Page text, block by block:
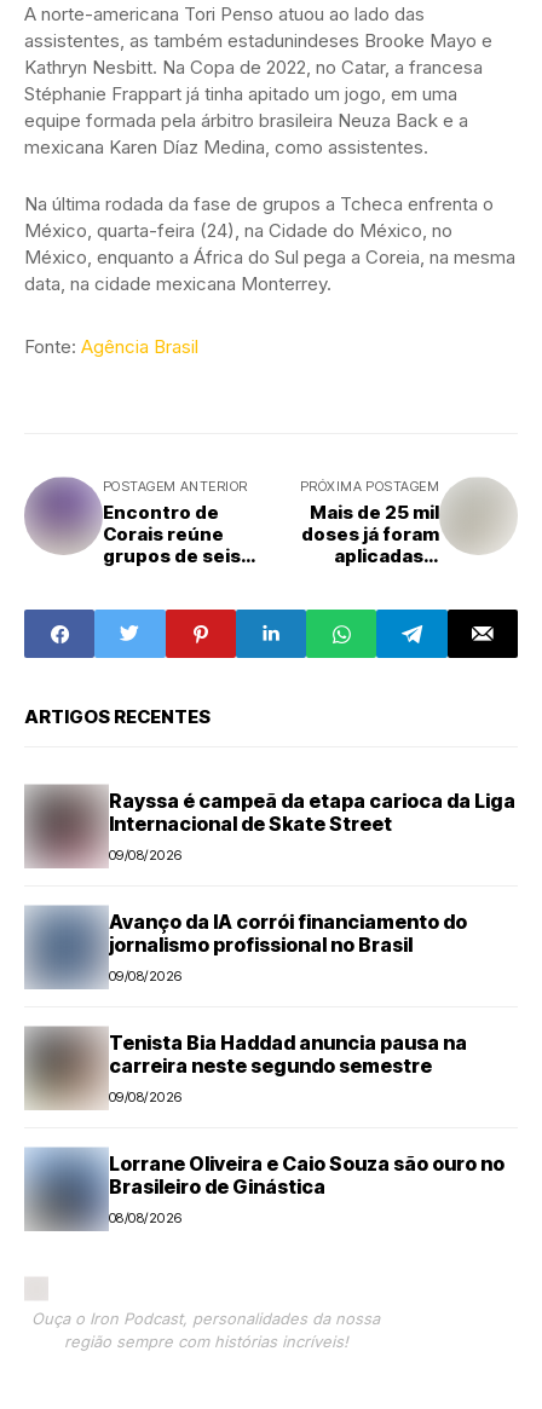
A norte-americana Tori Penso atuou ao lado das
assistentes, as também estadunindeses Brooke Mayo e
Kathryn Nesbitt. Na Copa de 2022, no Catar, a francesa
Stéphanie Frappart já tinha apitado um jogo, em uma
equipe formada pela árbitro brasileira Neuza Back e a
mexicana Karen Díaz Medina, como assistentes.
Na última rodada da fase de grupos a Tcheca enfrenta o
México, quarta-feira (24), na Cidade do México, no
México, enquanto a África do Sul pega a Coreia, na mesma
data, na cidade mexicana Monterrey.
Fonte: Agência Brasil
POSTAGEM ANTERIOR
Encontro de
Corais reúne
grupos de seis
neste sábado
PRÓXIMA POSTAGEM
Mais de 25 mil
doses já foram
aplicadas e
para toda a
população em
Santa Bárbara
ARTIGOS RECENTES
Rayssa é campeã da etapa carioca da Liga
Internacional de Skate Street
09/08/2026
Avanço da IA corrói financiamento do
jornalismo profissional no Brasil
09/08/2026
Tenista Bia Haddad anuncia pausa na
carreira neste segundo semestre
09/08/2026
Lorrane Oliveira e Caio Souza são ouro no
Brasileiro de Ginástica
08/08/2026
Ouça o Iron Podcast, personalidades da nossa
região sempre com histórias incríveis!